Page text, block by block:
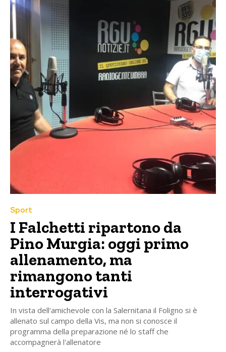
Sport
I Falchetti ripartono da
Pino Murgia: oggi primo
allenamento, ma
rimangono tanti
interrogativi
In vista dell'amichevole con la Salernitana il Foligno si è
allenato sul campo della Vis, ma non si conosce il
programma della preparazione né lo staff che
accompagnerà l'allenatore